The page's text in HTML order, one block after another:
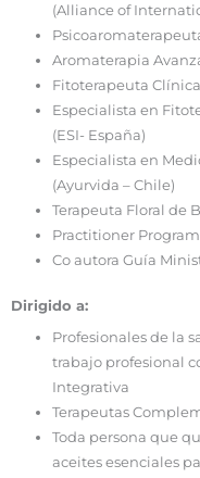
(Alliance of
Aromaterapia
Fitoterapeuta Clínica
Especialista en
(ESI- España)
Especialista en
(Ayurvida – Chile)
Terapeuta Floral de
Practitioner
Co autora Guía
Dirigido a:
Profesionales de la
trabajo profesional
Integrativa
Terapeutas
Toda persona que
aceites esenciales